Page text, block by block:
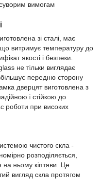
суворим вимогам
зі сталі, має
що витримує температуру до
якості і безпеки.
не тільки виглядає
передню сторону
дверцят виготовлена з
і стійкою до
роботи при високих
чистого скла -
розподіляється,
на ньому кіптяви. Це
вигляд скла протягом